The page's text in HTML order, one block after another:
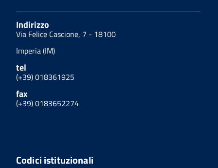
Indirizzo
Via Felice Cascione, 7 - 18100
Imperia (IM)
tel
(+39) 018361925
fax
(+39) 0183652274
Codici istituzionali